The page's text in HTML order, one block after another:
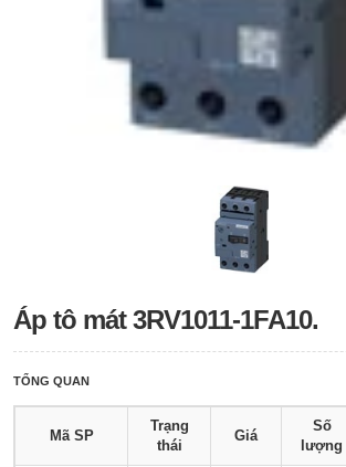
Áp tô mát 3RV1011-1FA10.
TỔNG QUAN
Mã SP
Trạng
thái
Giá
Số
lượng